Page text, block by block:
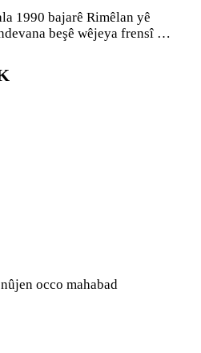
1990 bajarê Rimêlan yê
beşê wêjeya frensî …